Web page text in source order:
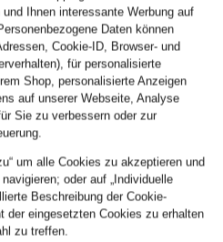
ROSSI
Jeans HANNI
mavi
Straight Jeans
CHF 80
Ursprünglich:
Ihnen interessante Werbung auf
Daten können
Cookie-ID, Browser- und
für personalisierte
Shop, personalisierte Anzeigen
auf unserer Webseite, Analyse
Sie zu verbessern oder zur
um alle Cookies zu akzeptieren und
oder auf „Individuelle
Beschreibung der Cookie-
der eingesetzten Cookies zu erhalten
zu treffen.